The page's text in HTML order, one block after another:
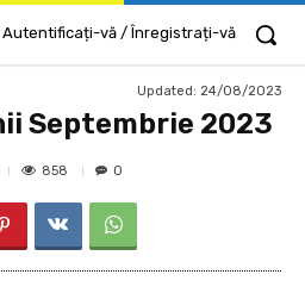
Autentificați-vă / Înregistrați-vă
Updated: 24/08/2023
Septembrie 2023
858 0